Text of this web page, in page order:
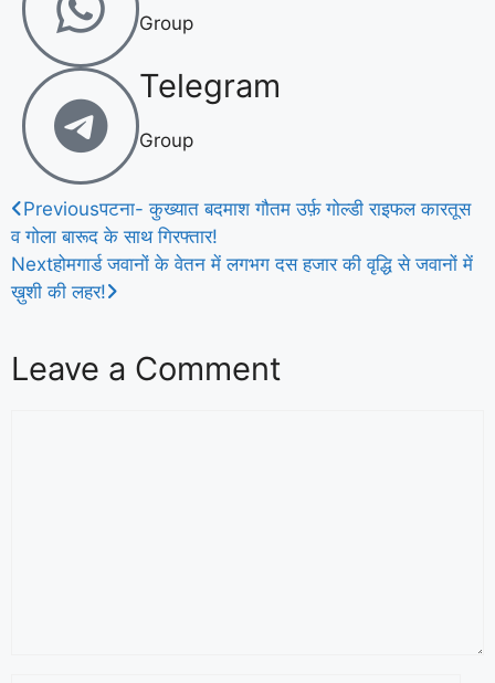
Group
Telegram
Group
Previousपटना- कुख्यात बदमाश गौतम उर्फ़ गोल्डी राइफल कारतूस
व गोला बारूद के साथ गिरफ्तार!
Nextहोमगार्ड जवानों के वेतन में लगभग दस हजार की वृद्धि से जवानों में
ख़ुशी की लहर!
Leave a Comment